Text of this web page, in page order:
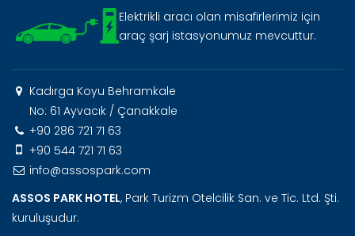
Elektrikli aracı olan misafirlerimiz için
araç şarj istasyonumuz mevcuttur.
Kadırga Koyu Behramkale
No: 61 Ayvacık / Çanakkale
+90 286 721 71 63
+90 544 721 71 63
info@assospark.com
ASSOS PARK HOTEL, Park Turizm Otelcilik San. ve Tic. Ltd. Şti.
kuruluşudur.